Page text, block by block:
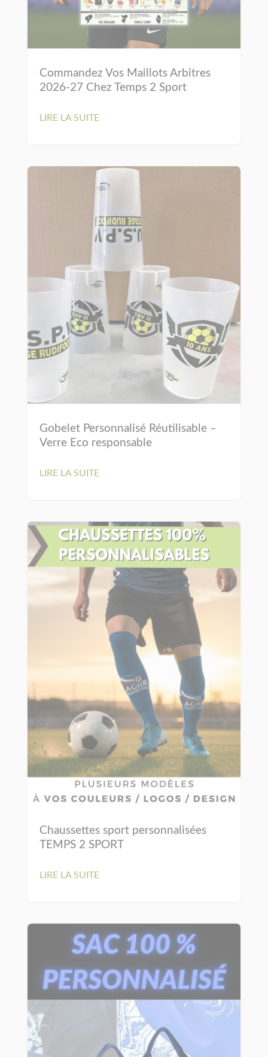
Commandez Vos Maillots Arbitres
2026-27 Chez Temps 2 Sport
LIRE LA SUITE
Gobelet Personnalisé Réutilisable –
Verre Eco responsable
LIRE LA SUITE
Chaussettes sport personnalisées
TEMPS 2 SPORT
LIRE LA SUITE